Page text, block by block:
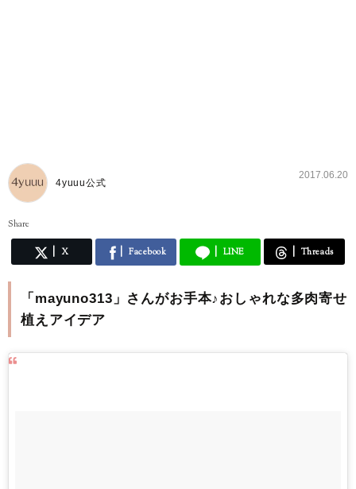
4yuuu公式
2017.06.20
Share
X Facebook LINE Threads
「mayuno313」さんがお手本♪おしゃれな多肉寄せ
植えアイデア